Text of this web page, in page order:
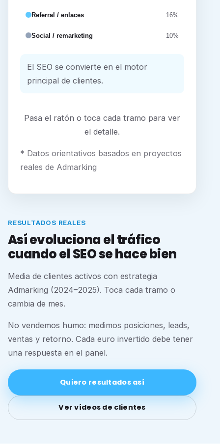
Referral / enlaces 16%
Social / remarketing 10%
El SEO se convierte en el motor
principal de clientes.
Pasa el ratón o toca cada tramo para ver
el detalle.
* Datos orientativos basados en proyectos
reales de Admarking
RESULTADOS REALES
Así evoluciona el tráfico
cuando el SEO se hace bien
Media de clientes activos con estrategia
Admarking (2024–2025). Toca cada tramo o
cambia de mes.
No vendemos humo: medimos posiciones, leads,
ventas y retorno. Cada euro invertido debe tener
una respuesta en el panel.
Quiero resultados así
Ver vídeos de clientes